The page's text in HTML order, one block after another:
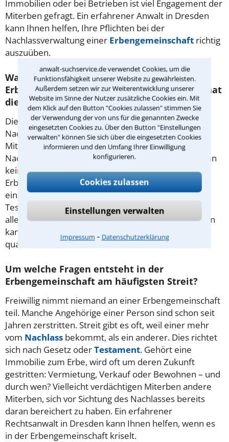
anwalt-suchservice.de verwendet Cookies, um die
Funktionsfähigkeit unserer Website zu gewährleisten.
Außerdem setzen wir zur Weiterentwicklung unserer
Website im Sinne der Nutzer zusätzliche Cookies ein. Mit
dem Klick auf den Button "Cookies zulassen" stimmen Sie
der Verwendung der von uns für die genannten Zwecke
eingesetzten Cookies zu. Über den Button "Einstellungen
verwalten" können Sie sich über die eingesetzten Cookies
informieren und den Umfang Ihrer Einwilligung
konfigurieren.
Cookies zulassen
Einstellungen verwalten
Impressum ⁃ Datenschutzerklärung
Immobilien oder bei Betrieben ist viel Engagement der
Miterben gefragt. Ein erfahrener Anwalt in Dresden
kann Ihnen helfen, Ihre Pflichten bei der
Nachlassverwaltung einer Erbengemeinschaft richtig
auszuüben.
Was bedeutet der Begriff
Erbauseinandersetzung und welche Folgen hat
diese für die Erbengemeinschaft?
Die Erbauseinandersetzung ist die Aufteilung der
Nachlassgegenstände unter den verschiedenen
Miterben. Dadurch wird die Gemeinschaft beendet:
Nach der Aufteilung hat sie ihren Zweck erfüllt. Wenn
kein Streit über die Erbanteile besteht, können die
Erben die Verteilung selbst organisieren und dies in
einem Vertrag festhalten. Hat der Erblasser einen
Testamentsvollstrecker bestimmt, ist dieser Schritt
allein dessen Aufgabe. Ein Rechtsanwalt aus Dresden
kann Sie zum Thema Erbauseinandersetzung
qualifiziert beraten.
Um welche Fragen entsteht in der
Erbengemeinschaft am häufigsten Streit?
Freiwillig nimmt niemand an einer Erbengemeinschaft
teil. Manche Angehörige einer Person sind schon seit
Jahren zerstritten. Streit gibt es oft, weil einer mehr
vom Nachlass bekommt, als ein anderer. Dies richtet
sich nach Gesetz oderTestament. Gehört eine
Immobilie zum Erbe, wird oft um deren Zukunft
gestritten: Vermietung, Verkauf oder Bewohnen – und
durch wen? Vielleicht verdächtigen Miterben andere
Miterben, sich vor Sichtung des Nachlasses bereits
daran bereichert zu haben. Ein erfahrener
Rechtsanwalt in Dresden kann Ihnen helfen, wenn es
in der Erbengemeinschaft kriselt.